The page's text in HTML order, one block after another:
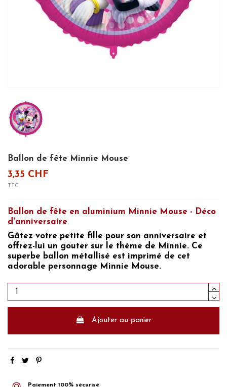
Ballon de fête Minnie Mouse
3,35 CHF
TTC
Ballon de fête en aluminium Minnie Mouse - Déco
d'anniversaire
Gâtez votre petite fille pour son anniversaire et
offrez-lui un gouter sur le thème de Minnie. Ce
superbe ballon métallisé est imprimé de cet
adorable personnage Minnie Mouse.
Ajouter au panier
Paiement 100% sécurisé